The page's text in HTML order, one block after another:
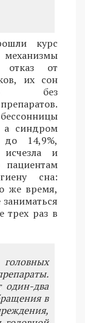
курс
отказ от
их сон
без
а синдром
14,9%,
и
сна:
же время,
трех раз в
один-два
в